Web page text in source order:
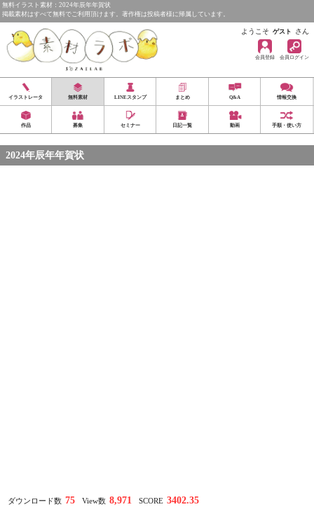
無料イラスト素材：2024年辰年年賀状
掲載素材はすべて無料でご利用頂けます。著作権は投稿者様に帰属しています。
ようこそ ゲスト さん
会員登録 会員ログイン
イラストレータ 無料素材 LINEスタンプ まとめ Q&A 情報交換
作品 募集 セミナー 日記一覧 動画 手順・使い方
2024年辰年年賀状
ダウンロード数 75 View数 8,971 SCORE 3402.35